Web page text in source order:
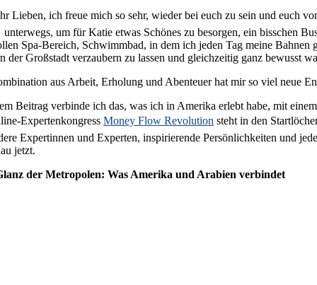
Lieben, ich freue mich so sehr, wieder bei euch zu sein und euch
um für Katie etwas Schönes zu besorgen, ein bisschen
Spa-Bereich, Schwimmbad, in dem ich jeden Tag meine
der Großstadt verzaubern zu lassen und gleichzeitig ganz bewusst
aus Arbeit, Erholung und Abenteuer hat mir so viel neue
Beitrag verbinde ich das, was ich in Amerika erlebt habe, mit
ExpertenkongressMoney Flow Revolution steht in den
Expertinnen und Experten, inspirierende Persönlichkeiten und
jetzt.
der Metropolen: Was Amerika und Arabien verbindet